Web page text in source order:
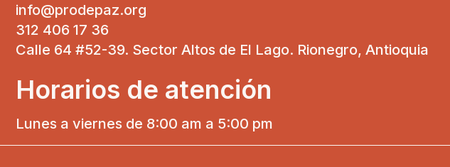
info@prodepaz.org
312 406 17 36
Calle 64 #52-39. Sector Altos de El Lago. Rionegro, Antioquia
Horarios de atención
Lunes a viernes de 8:00 am a 5:00 pm